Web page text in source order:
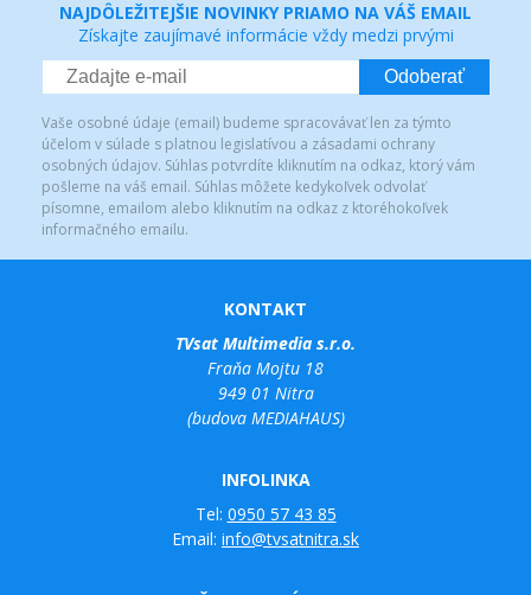
NAJDÔLEŽITEJŠIE NOVINKY PRIAMO NA VÁŠ EMAIL
Získajte zaujímavé informácie vždy medzi prvými
Odoberať
Vaše osobné údaje (email) budeme spracovávať len za týmto
účelom v súlade s platnou legislatívou a zásadami ochrany
osobných údajov. Súhlas potvrdíte kliknutím na odkaz, ktorý vám
pošleme na váš email. Súhlas môžete kedykoľvek odvolať
písomne, emailom alebo kliknutím na odkaz z ktoréhokoľvek
informačného emailu.
KONTAKT
TVsat Multimedia s.r.o.
Fraňa Mojtu 18
949 01 Nitra
(budova MEDIAHAUS)
INFOLINKA
Tel: 0950 57 43 85
Email: info@tvsatnitra.sk